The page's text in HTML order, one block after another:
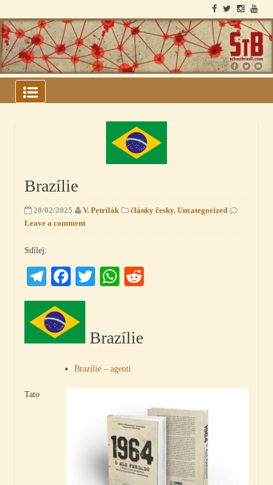
to
content
ARQUIVOS DO BLOCO
SOVIÉTICO
Brazílie
20/02/2025 V. Petrilák články česky, Uncategorized
Leave a comment
Sdílej:
Telegram
Facebook
TwitterWhatsApp
Brazílie
Brazílie – agenti
Tato